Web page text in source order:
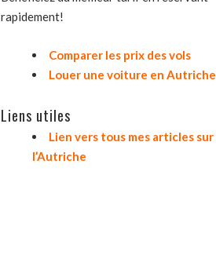
rapidement!
Comparer les prix des vols
Louer une voiture en Autriche
Liens utiles
Lien vers tous mes articles sur
l’Autriche